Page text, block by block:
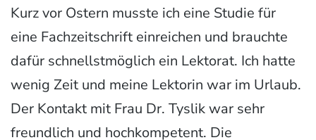
Kurz vor Ostern musste ich eine Studie für
eine Fachzeitschrift einreichen und brauchte
dafür schnellstmöglich ein Lektorat. Ich hatte
wenig Zeit und meine Lektorin war im Urlaub.
Der Kontakt mit Frau Dr. Tyslik war sehr
freundlich und hochkompetent. Die